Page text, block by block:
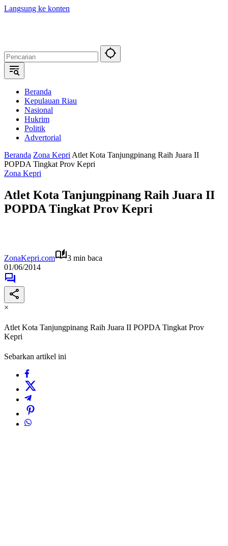
Langsung ke konten
Beranda
Kepulauan Riau
Nasional
Hukrim
Politik
Advertorial
Beranda Zona Kepri Atlet Kota Tanjungpinang Raih Juara II
POPDA Tingkat Prov Kepri
Zona Kepri
Atlet Kota Tanjungpinang Raih Juara II
POPDA Tingkat Prov Kepri
ZonaKepri.com
3 min baca
01/06/2014
×
Atlet Kota Tanjungpinang Raih Juara II POPDA Tingkat Prov
Kepri
Sebarkan artikel ini